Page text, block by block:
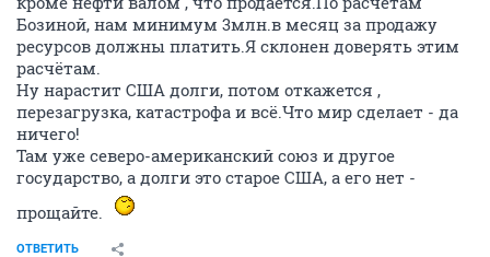
Бозиной, нам минимум 3млн.в месяц за продажу
ресурсов должны платить.Я склонен доверять этим
расчётам.
Ну нарастит США долги, потом откажется ,
перезагрузка, катастрофа и всё.Что мир сделает - да
ничего!
Там уже северо-американский союз и другое
государство, а долги это старое США, а его нет -
прощайте.
ОТВЕТИТЬ